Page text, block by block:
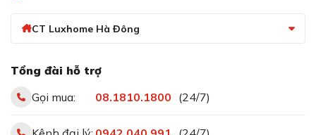
CT Luxhome Hà Đông
Tổng đài hỗ trợ
Gọi mua:
08.1810.1800 (24/7)